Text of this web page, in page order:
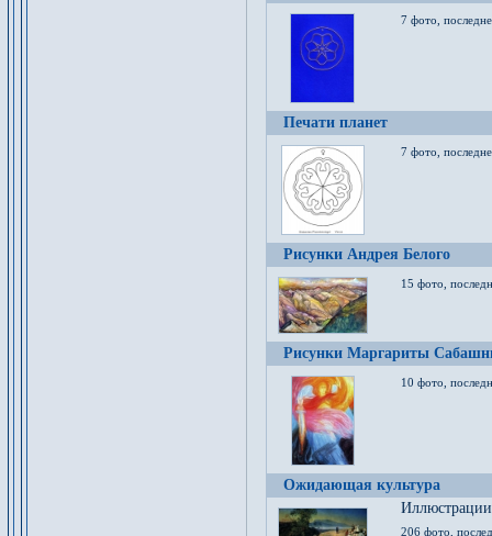
7 фото,
Печати планет
7 фото,
Рисунки Андрея Белого
15 фото,
Рисунки Маргариты
10 фото,
Ожидающая культура
206 фото,